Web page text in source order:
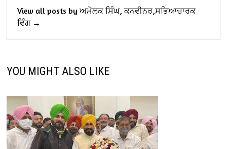
View all posts by ਅਮੋਲਕ ਸਿੰਘ, ਕਨਵੀਨਰ,ਸਭਿਆਚਾਰਕ
ਵਿੰਗ →
YOU MIGHT ALSO LIKE